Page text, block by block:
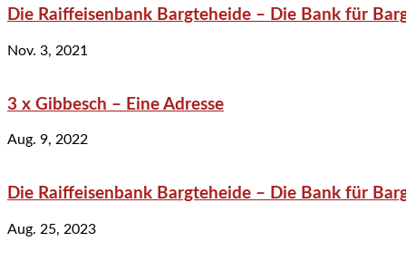
Die Raiffeisenbank Bargteheide – Die Bank für
Nov. 3, 2021
3 x Gibbesch – Eine Adresse
Aug. 9, 2022
Die Raiffeisenbank Bargteheide – Die Bank für
Aug. 25, 2023